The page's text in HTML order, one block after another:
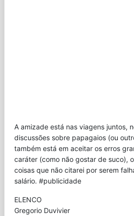
A amizade está nas viagens juntos,
discussões sobre papagaios (ou
também está em aceitar os erros
caráter (como não gostar de suco),
coisas que não citarei por serem
salário. #publicidade
ELENCO
Gregorio Duvivier